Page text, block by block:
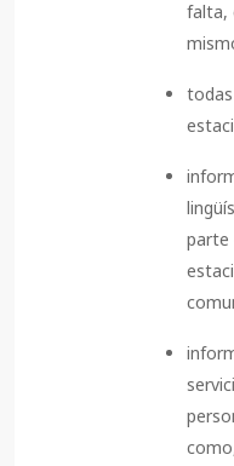
falta,
parte